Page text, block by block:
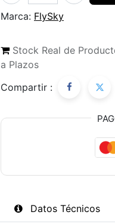
Marca: FlySky
Stock Real de
a Plazos
Compartir :
Datos Técnicos